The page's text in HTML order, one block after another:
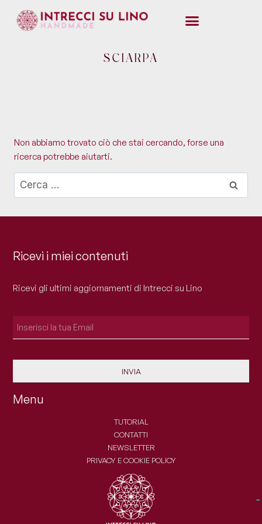
SCIARPA
Non abbiamo trovato ciò che stai cercando, forse una
ricerca potrebbe aiutarti.
Menu
TUTORIAL
CONTATTI
NEWSLETTER
PRIVACY E COOKIE POLICY
Ricevi i miei contenuti
Ricevi gli ultimi aggiornamenti di Intrecci su Lino
INVIA